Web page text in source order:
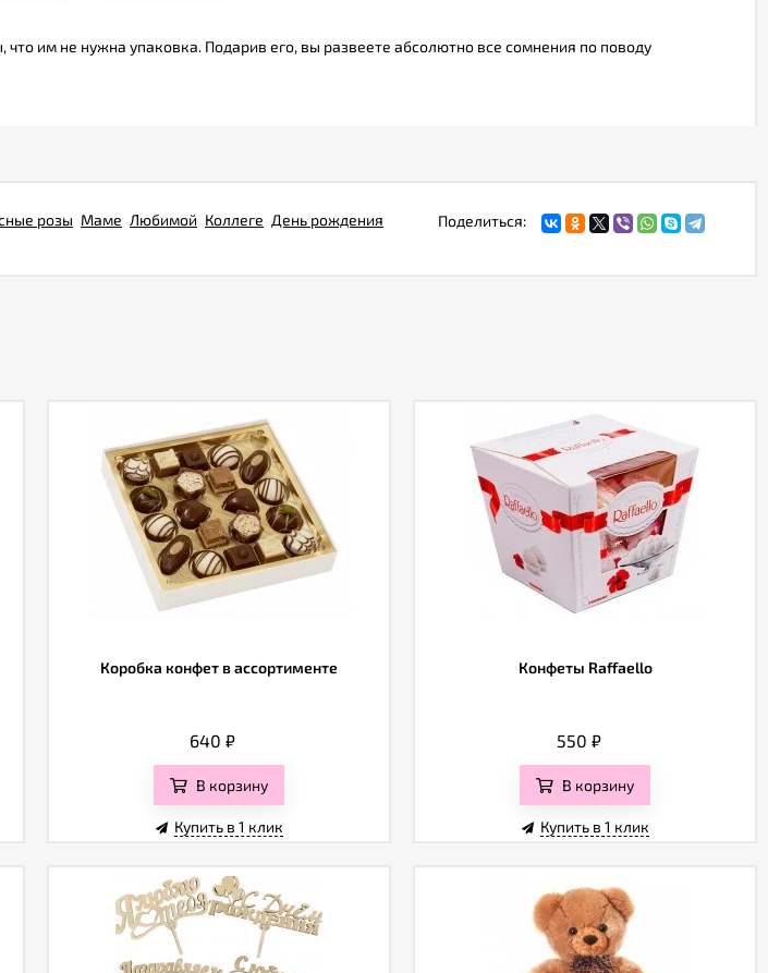
им не нужна упаковка. Подарив его, вы развеете абсолютно все сомнения по поводу
Поделиться:
розы Маме Любимой Коллеге День рождения
Коробка конфет в ассортименте
640 ₽
В корзину
Купить в 1 клик
Конфеты Raffaello
550 ₽
В корзину
Купить в 1 клик